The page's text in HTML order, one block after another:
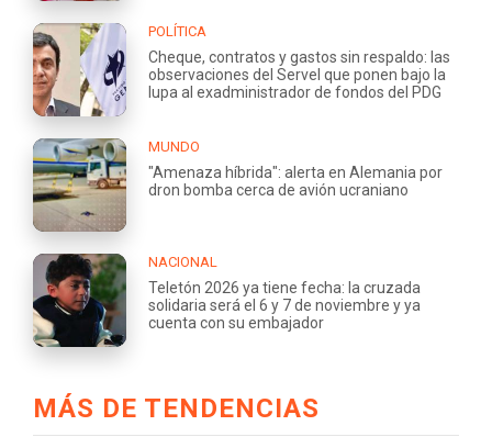
POLÍTICA
Cheque, contratos y gastos sin respaldo: las
observaciones del Servel que ponen bajo la
lupa al exadministrador de fondos del PDG
MUNDO
"Amenaza híbrida": alerta en Alemania por
dron bomba cerca de avión ucraniano
NACIONAL
Teletón 2026 ya tiene fecha: la cruzada
solidaria será el 6 y 7 de noviembre y ya
cuenta con su embajador
MÁS DE TENDENCIAS